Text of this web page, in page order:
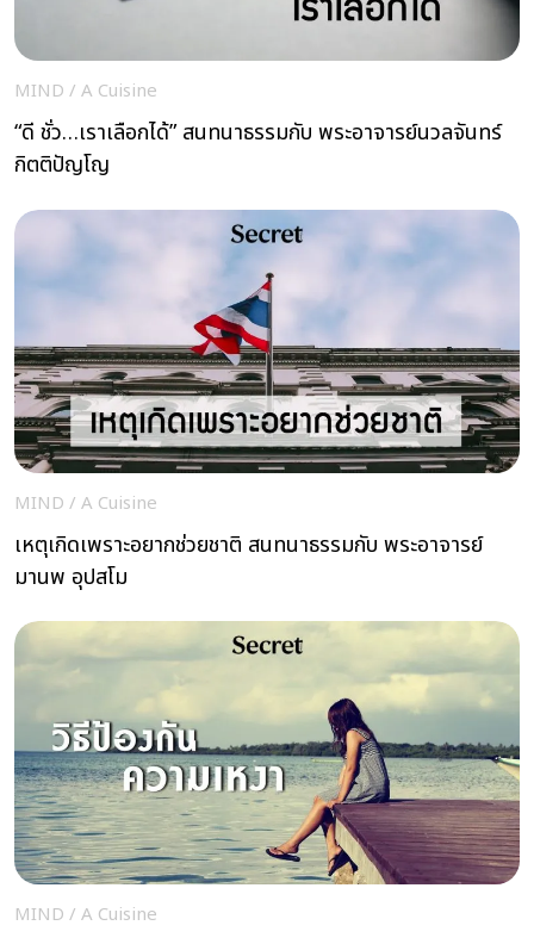
MIND / A Cuisine
“ดี ชั่ว…เราเลือกได้” สนทนาธรรมกับ พระอาจารย์นวลจันทร์
กิตติปัญโญ
MIND / A Cuisine
เหตุเกิดเพราะอยากช่วยชาติ สนทนาธรรมกับ พระอาจารย์
มานพ อุปสโม
MIND / A Cuisine